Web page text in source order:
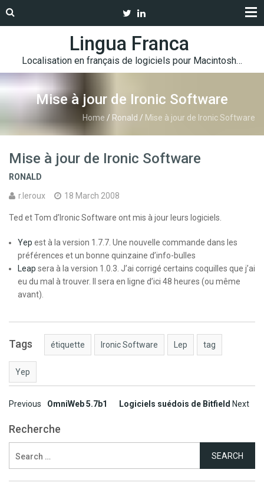
Lingua Franca
Localisation en français de logiciels pour Macintosh…
Mise à jour de Ironic Software
Home / Ronald / Mise à jour de Ironic Software
Mise à jour de Ironic Software
RONALD
r.leroux
18 March 2008
Ted et Tom d’Ironic Software ont mis à jour leurs logiciels.
Yep est à la version 1.7.7. Une nouvelle commande dans les
préférences et un bonne quinzaine d’info-bulles
Leap sera à la version 1.0.3. J’ai corrigé certains coquilles que j’ai
eu du mal à trouver. Il sera en ligne d’ici 48 heures (ou même
avant).
Tags étiquette Ironic Software Lep tag
Yep
Post
navigation
Previous OmniWeb 5.7b1 Logiciels suédois de Bitfield Next
Recherche
for: